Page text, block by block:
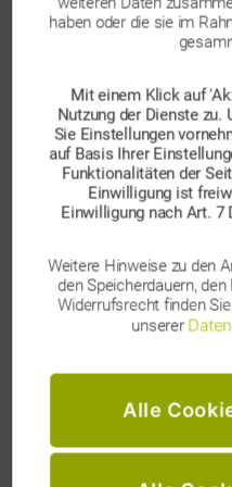
dem europäischen
Kundendaten sammeln,
Milliarden zu verdienen –
Die Herausforderung bei
Stärkung der Online-
Umsetzung und einer
Allein das
und Pflichten aus den
nachvollziehbar und
Und natürlich hat der
Konsequenzen für alle
Advertiser befinden sich
Grauzonen und Publisher
haben oder die sie im
Mit einem Klick auf
Nutzung der Dienste zu.
Sie Einstellungen
auf Basis Ihrer
Funktionalitäten der
Einwilligung ist
Einwilligung nach Art. 7
Weitere Hinweise zu den
den Speicherdauern,
Widerrufsrecht finden
unserer
Alle